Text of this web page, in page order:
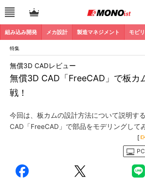
組み込み開発 メカ設計 製造マネジメント モビ
特集
無償3D CAD「FreeCAD」で板カ
戦！
無償3D CADレビュー
今回は、板カムの設計方法について説明す
CAD「FreeCAD」で部品をモデリングして
[